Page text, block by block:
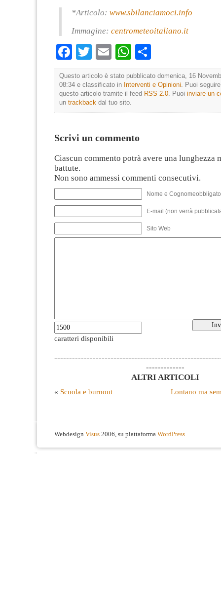
*Articolo: www.sbilanciamoci.info
Immagine: centrometeoitaliano.it
Facebook
TwitterEmailWhatsApp
Questo articolo è stato pubblicato domenica, 16
08:34 e classificato in Interventi e Opinioni . Puoi
questo articolo tramite il feed RSS 2.0 . Puoi inviare un
un trackback dal tuo sito.
Scrivi un commento
Ciascun commento potrà avere una lunghezza
battute.
Non sono ammessi commenti consecutivi.
Nome e
E-mail (non verrà
Sito Web
caratteri disponibili
-------------
ALTRI ARTICOLI
« Scuola e burnout Lontano ma
Webdesign Visus 2006, su piattaforma WordPress